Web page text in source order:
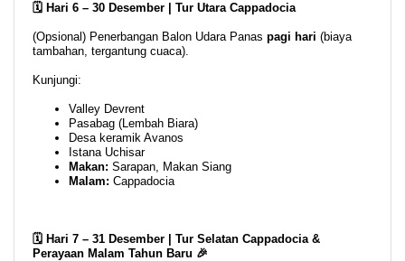
🗓️ Hari 6 – 30 Desember | Tur Utara Cappadocia
(Opsional) Penerbangan Balon Udara Panas pagi hari (biaya
tambahan, tergantung cuaca).
Kunjungi:
Valley Devrent
Pasabag (Lembah Biara)
Desa keramik Avanos
Istana Uchisar
Makan: Sarapan, Makan Siang
Malam: Cappadocia
🗓️ Hari 7 – 31 Desember | Tur Selatan Cappadocia &
Perayaan Malam Tahun Baru 🎉